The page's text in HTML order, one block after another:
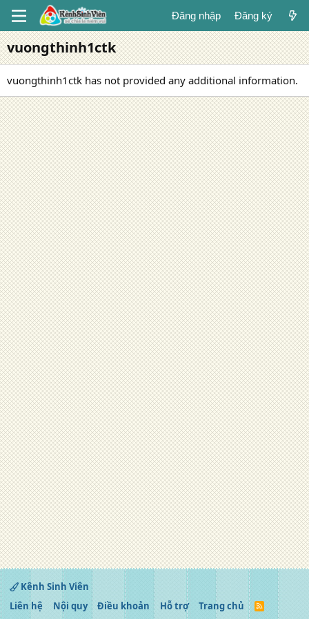
Đăng nhập Đăng ký
vuongthinh1ctk
vuongthinh1ctk has not provided any additional information.
Kênh Sinh Viên
Liên hệ
Nội quy Điều khoản Hỗ trợ Trang chủ
R